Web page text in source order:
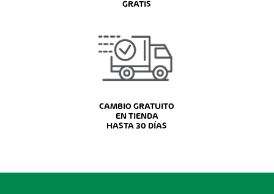
GRATIS
CAMBIO GRATUITO
EN TIENDA
HASTA 30 DÍAS